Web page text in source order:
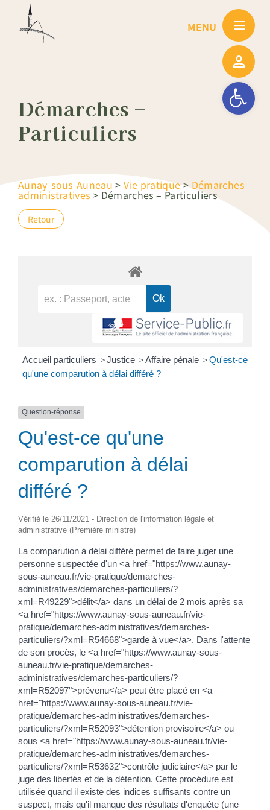
Ouvrir la
Démarches –
Particuliers
Aunay-sous-Auneau >Vie pratique>Démarches
administratives > Démarches – Particuliers
Retour
Accueil particuliers > Justice > Affaire pénale > Qu'est-ce
qu'une comparution à délai différé ?
Question-réponse
Qu'est-ce qu'une
comparution à délai
différé ?
Vérifié le 26/11/2021 - Direction de l'information légale et
administrative (Première ministre)
La comparution à délai différé permet de faire juger une
personne suspectée d'un <a href="https://www.aunay-
sous-auneau.fr/vie-pratique/demarches-
administratives/demarches-particuliers/?
xml=R49229">délit</a> dans un délai de 2 mois après sa
<a href="https://www.aunay-sous-auneau.fr/vie-
pratique/demarches-administratives/demarches-
particuliers/?xml=R54668">garde à vue</a>. Dans l'attente
de son procès, le <a href="https://www.aunay-sous-
auneau.fr/vie-pratique/demarches-
administratives/demarches-particuliers/?
xml=R52097">prévenu</a> peut être placé en <a
href="https://www.aunay-sous-auneau.fr/vie-
pratique/demarches-administratives/demarches-
particuliers/?xml=R52093">détention provisoire</a> ou
sous <a href="https://www.aunay-sous-auneau.fr/vie-
pratique/demarches-administratives/demarches-
particuliers/?xml=R53632">contrôle judiciaire</a> par le
juge des libertés et de la détention. Cette procédure est
utilisée quand il existe des indices suffisants contre un
suspect, mais qu'il manque des résultats d'enquête (une